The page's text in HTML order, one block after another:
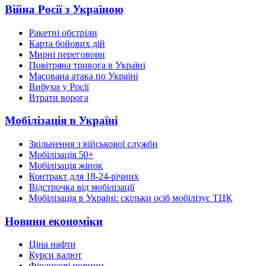
Війна Росії з Україною
Ракетні обстріли
Карта бойових дій
Мирні переговори
Повітряна тривога в Україні
Масована атака по Україні
Вибухи у Росії
Втрати ворога
Мобілізація в Україні
Звільнення з військової служби
Мобілізація 50+
Мобілізація жінок
Контракт для 18-24-річних
Відстрочка від мобілізації
Мобілізація в Україні: скільки осіб мобілізує ТЦК
Новини економіки
Ціна нафти
Курси валют